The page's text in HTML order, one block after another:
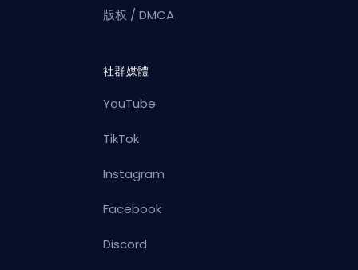
版权 / DMCA
社群媒體
YouTube
TikTok
Instagram
Facebook
Discord